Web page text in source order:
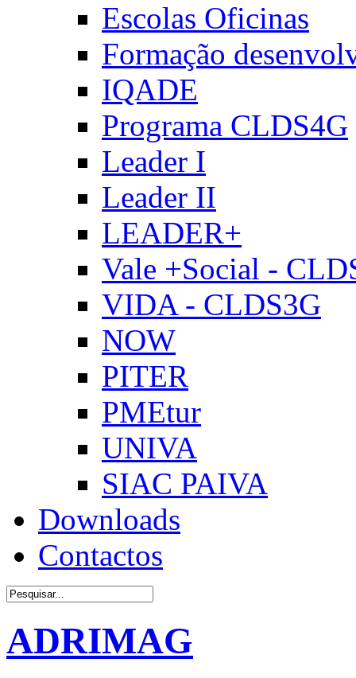
Escolas Oficinas
Formação
IQADE
Programa CLDS4G
Leader I
Leader II
LEADER+
Vale +Social -
VIDA - CLDS3G
NOW
PITER
PMEtur
UNIVA
SIAC PAIVA
Downloads
Contactos
ADRIMAG